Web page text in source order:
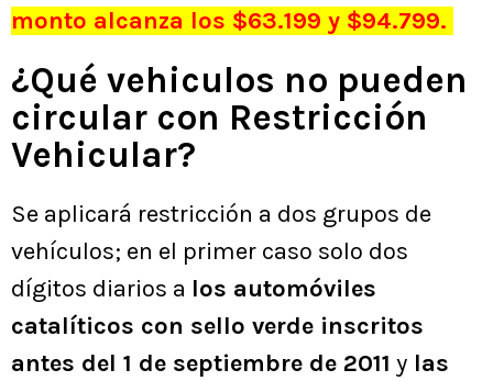
monto alcanza los $63.199 y $94.799.
¿Qué vehiculos no pueden
circular con Restricción
Vehicular?
Se aplicará restricción a dos grupos de
vehículos; en el primer caso solo dos
dígitos diarios a los automóviles
catalíticos con sello verde inscritos
antes del 1 de septiembre de 2011 y las